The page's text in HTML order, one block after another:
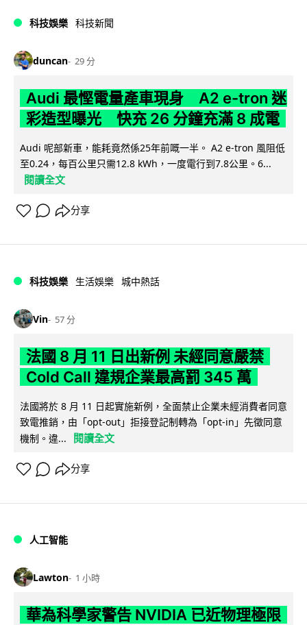
科技娛樂 科技新聞
duncan 29 分
Audi 最慳電量產車現身 A2 e-tron 迷
彩造型曝光 快充 26 分鐘充滿 8 成電
Audi 呢部新車，能耗竟然係25年前嘅一半。 A2 e-tron 風阻低
至0.24，每百公里只需12.8 kWh，一度電行到7.8公里。6...
閱讀全文
分享
科技娛樂 生活娛樂 城中熱話
Vin 57 分
法國 8 月 11 日出新例 未經同意嚴禁
Cold Call 違規企業最高罰 345 萬
法國將於 8 月 11 日起實施新例，全面禁止企業未經消費者同意
致電推銷，由「opt-out」拒接登記制轉為「opt-in」先徵同意
機制。違...
閱讀全文
分享
人工智能
Lawton 1 小時
華為科學家警告 NVIDIA 已近物理極限